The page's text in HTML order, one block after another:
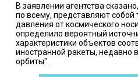
В заявлении агентства
по всему, представляют собой
давления от космического
определило вероятный
характеристики объектов
иностранной ракеты,
орбиты".